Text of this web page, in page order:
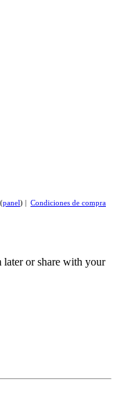
(panel) | Condiciones de compra
later or share with your